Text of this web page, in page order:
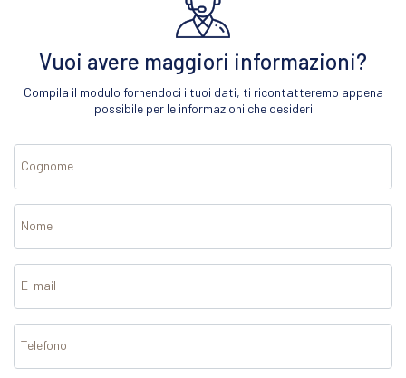
Vuoi avere maggiori informazioni?
Compila il modulo fornendoci i tuoi dati, ti ricontatteremo appena
possibile per le informazioni che desideri
Cognome
Nome
E-mail
Telefono